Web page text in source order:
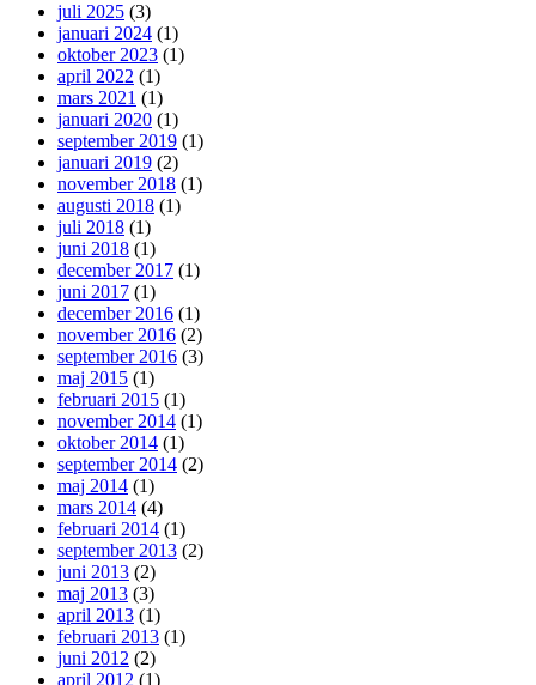
juli 2025 (3)
januari 2024 (1)
oktober 2023 (1)
april 2022 (1)
mars 2021 (1)
januari 2020 (1)
september 2019 (1)
januari 2019 (2)
november 2018 (1)
augusti 2018 (1)
juli 2018 (1)
juni 2018 (1)
december 2017 (1)
juni 2017 (1)
december 2016 (1)
november 2016 (2)
september 2016 (3)
maj 2015 (1)
februari 2015 (1)
november 2014 (1)
oktober 2014 (1)
september 2014 (2)
maj 2014 (1)
mars 2014 (4)
februari 2014 (1)
september 2013 (2)
juni 2013 (2)
maj 2013 (3)
april 2013 (1)
februari 2013 (1)
juni 2012 (2)
april 2012 (1)